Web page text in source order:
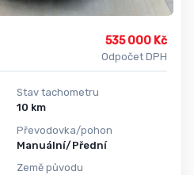
535 000 Kč
Odpočet DPH
Stav tachometru
10 km
Převodovka/pohon
Manuální/Přední
Země původu